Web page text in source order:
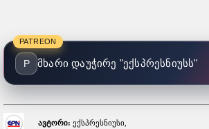
PATREON
P მხარი დაუჭირე "ექსპრესნიუსს"
ავტორი: ექსპრესნიუსი,